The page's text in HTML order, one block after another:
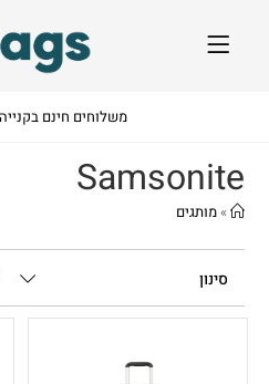
משלוחים חינם בקנייה מעל
Samsonite
»מותגים
סינון